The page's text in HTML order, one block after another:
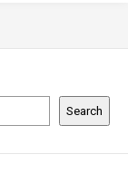
Search